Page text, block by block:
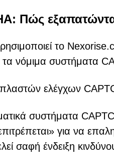
Πώς
το
νόμιμα συστήματα
ελέγχων
συστήματα
για να
σαφή ένδειξη